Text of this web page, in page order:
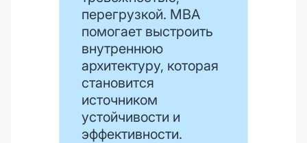
перегрузкой. MBA
помогает выстроить
внутреннюю
архитектуру, которая
становится
источником
устойчивости и
эффективности.